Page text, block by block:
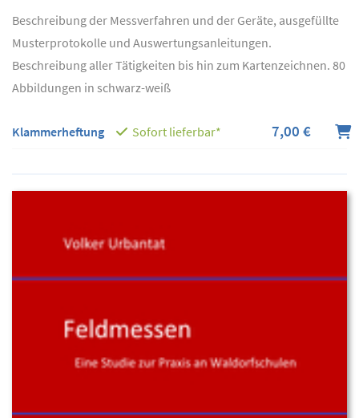
Beschreibung der Messverfahren und der Geräte, ausgefüllte
Musterprotokolle und Auswertungsanleitungen.
Beschreibung aller Tätigkeiten bis hin zum Kartenzeichnen. 80
Abbildungen in schwarz-weiß
Klammerheftung Sofort lieferbar* 7,00 €